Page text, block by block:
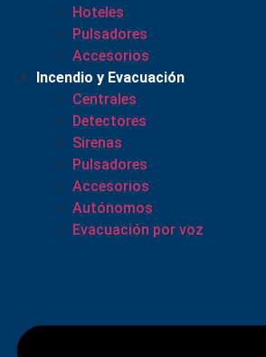
Hoteles
Pulsadores
Accesorios
Incendio y Evacuación
Centrales
Detectores
Sirenas
Pulsadores
Accesorios
Autónomos
Evacuación por voz